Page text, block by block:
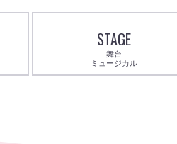
STAGE
舞台
ミュージカル